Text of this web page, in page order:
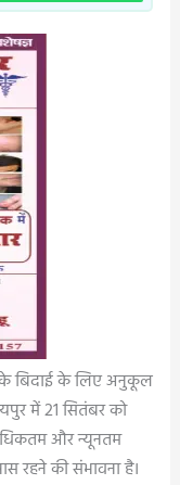
के बिदाई के लिए अनुकूल
में 21 सितंबर को
और न्यूनतम
रहने की संभावना है।